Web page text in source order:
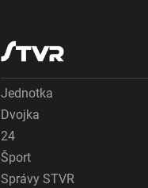
Jednotka
Dvojka
24
Šport
Správy STVR